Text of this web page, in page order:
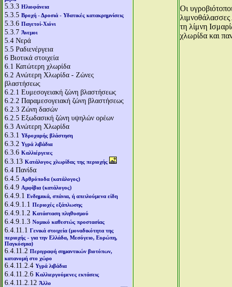
5.3.3 Ηλιοφάνεια
5.3.5 Βροχή - Δροσιά - Υδατικές κατακρημνίσεις
5.3.6 Παγετοί-Χιόνι
5.3.7 Άνεμοι
5.4 Νερά
5.5 Ραδιενέργεια
6 Βιοτικά στοιχεία
6.1 Κατώτερη χλωρίδα
6.2 Aνώτερη Χλωρίδα - Ζώνες
βλαστήσεως
6.2.1 Ευμεσογειακή ζώνη βλαστήσεως
6.2.2 Παραμεσογειακή ζώνη βλαστήσεως
6.2.3 Ζώνη δασών
6.2.5 Εξωδασική ζώνη υψηλών ορέων
6.3 Aνώτερη Χλωρίδα
6.3.1 Υδροχαρής βλάστηση
6.3.2 Υγρά λιβάδια
6.3.6 Καλλιέργειες
6.3.13 Κατάλογος χλωρίδας της περιοχής
6.4 Πανίδα
6.4.5 Αρθρόποδα (κατάλογος)
6.4.9 Αμφίβια (κατάλογος)
6.4.9.1 Ενδημικά, σπάνια, ή απειλούμενα είδη
6.4.9.1.1 Περιοχές εξάπλωσης
6.4.9.1.2 Κατάσταση πληθυσμού
6.4.9.1.3 Νομικό καθεστώς προστασίας
6.4.11.1 Γενικά στοιχεία (μοναδικότητα της
περιοχής - για την Ελλάδα, Μεσόγειο, Ευρώπη,
Παγκόσμια)
6.4.11.2 Περιγραφή σημαντικών βιοτόπων,
κατανομή στο χώρο
6.4.11.2.4 Υγρά λιβάδια
6.4.11.2.6 Καλλιεργούμενες εκτάσεις
6.4.11.2.12 Άλλο
Οι
τη λίμνη
χλωρίδα και